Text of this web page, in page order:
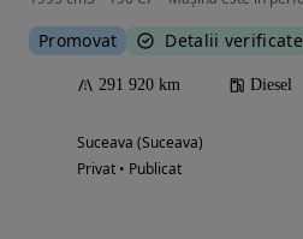
Promovat Detalii verificate
291 920 km Diesel
Suceava (Suceava)
Privat • Publicat